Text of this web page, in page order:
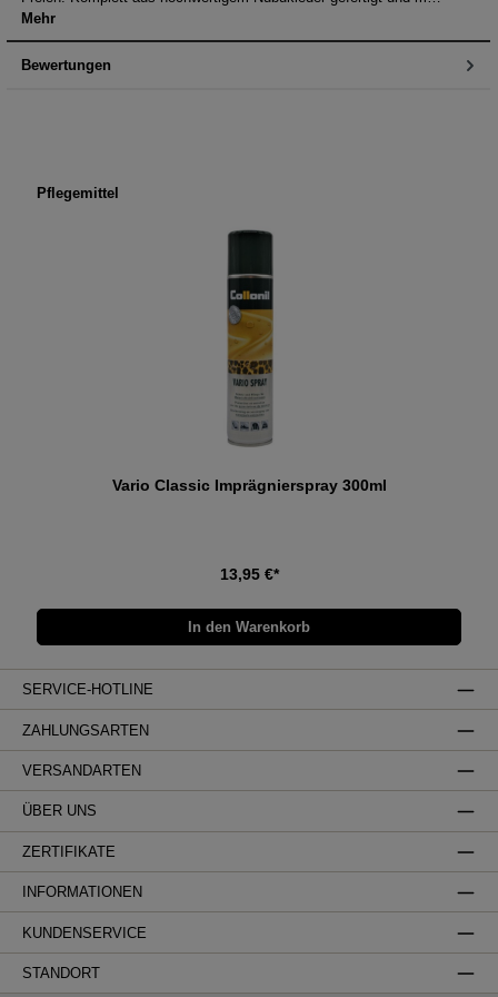
Mehr
Bewertungen
Produktgalerie überspringen
Pflegemittel
Vario Classic Imprägnierspray 300ml
13,95 €*
In den Warenkorb
SERVICE-HOTLINE
ZAHLUNGSARTEN
VERSANDARTEN
ÜBER UNS
ZERTIFIKATE
INFORMATIONEN
KUNDENSERVICE
STANDORT